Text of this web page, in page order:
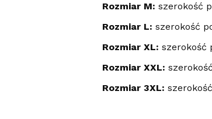
Rozmiar M: szerokość
Rozmiar L: szerokość
Rozmiar XL: szerokość
Rozmiar XXL:
Rozmiar 3XL: